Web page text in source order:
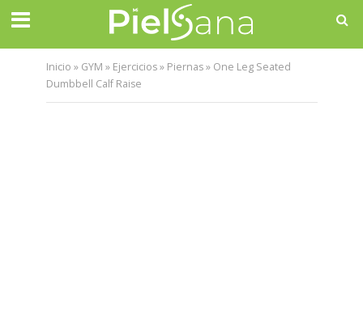
Inicio » GYM » Ejercicios» Piernas» One Leg Seated
Dumbbell Calf Raise